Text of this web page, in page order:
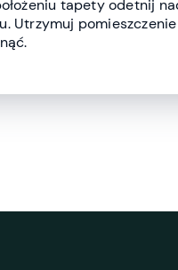
tapety odetnij
Utrzymuj